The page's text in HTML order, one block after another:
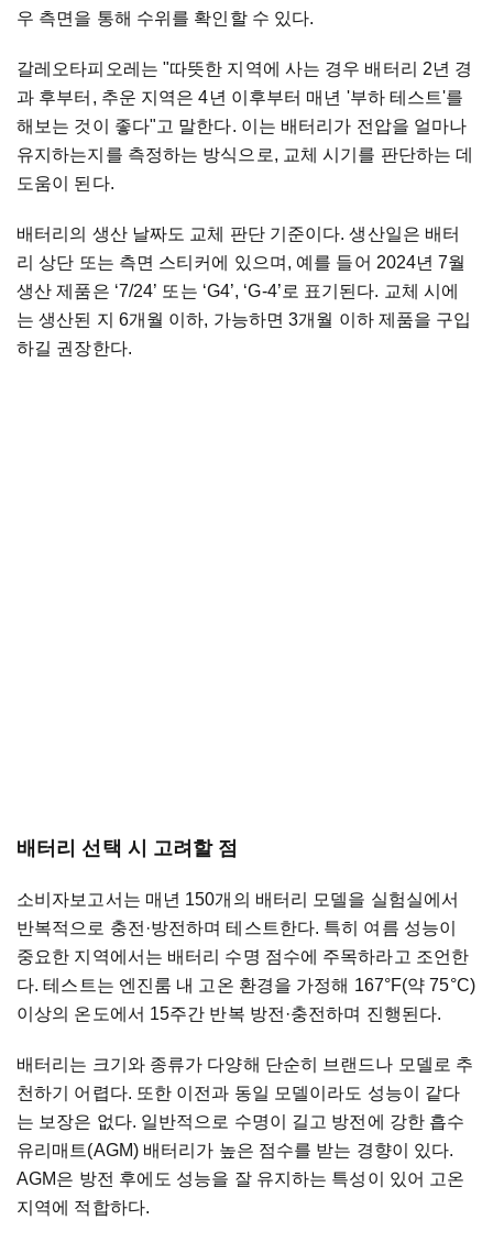
우 측면을 통해 수위를 확인할 수 있다.
갈레오타피오레는 "따뜻한 지역에 사는 경우 배터리 2년 경
과 후부터, 추운 지역은 4년 이후부터 매년 '부하 테스트'를
해보는 것이 좋다"고 말한다. 이는 배터리가 전압을 얼마나
유지하는지를 측정하는 방식으로, 교체 시기를 판단하는 데
도움이 된다.
배터리의 생산 날짜도 교체 판단 기준이다. 생산일은 배터
리 상단 또는 측면 스티커에 있으며, 예를 들어 2024년 7월
생산 제품은 ‘7/24’ 또는 ‘G4’, ‘G-4’로 표기된다. 교체 시에
는 생산된 지 6개월 이하, 가능하면 3개월 이하 제품을 구입
하길 권장한다.
배터리 선택 시 고려할 점
소비자보고서는 매년 150개의 배터리 모델을 실험실에서
반복적으로 충전·방전하며 테스트한다. 특히 여름 성능이
중요한 지역에서는 배터리 수명 점수에 주목하라고 조언한
다. 테스트는 엔진룸 내 고온 환경을 가정해 167°F(약 75°C)
이상의 온도에서 15주간 반복 방전·충전하며 진행된다.
배터리는 크기와 종류가 다양해 단순히 브랜드나 모델로 추
천하기 어렵다. 또한 이전과 동일 모델이라도 성능이 같다
는 보장은 없다. 일반적으로 수명이 길고 방전에 강한 흡수
유리매트(AGM) 배터리가 높은 점수를 받는 경향이 있다.
AGM은 방전 후에도 성능을 잘 유지하는 특성이 있어 고온
지역에 적합하다.